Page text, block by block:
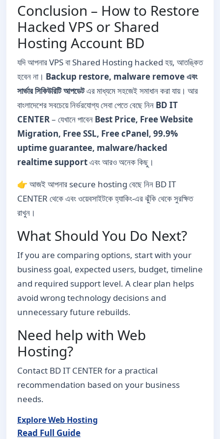
Conclusion – How to Restore
Hacked VPS or Shared
Hosting Account BD
যদি আপনার VPS বা Shared Hosting hacked হয়, আতঙ্কিত
হবেন না। Backup restore, malware remove এবং
সার্ভার সিকিউরিটি আপডেটএর মাধ্যমে সহজেই সমাধান করা যায়। আর
বাংলাদেশের সবচেয়ে নির্ভরযোগ্য সেবা পেতে বেছে নিন BD IT
CENTER– যেখানে পাবেন Best Price, Free Website
Migration, Free SSL, Free cPanel, 99.9%
uptime guarantee, malware/hacked
realtime supportএবং আরও অনেক কিছু।
👉 আজই আপনার secure hosting বেছে নিন BD IT
CENTER থেকে এবং ওয়েবসাইটকে হ্যাকিং-এর ঝুঁকি থেকে সুরক্ষিত
রাখুন।
What Should You Do Next?
If you are comparing options, start with your
business goal, expected users, budget, timeline
and required support level. A clear plan helps
avoid wrong technology decisions and
unnecessary future rebuilds.
Need help with Web
Hosting?
Contact BD IT CENTER for a practical
recommendation based on your business
needs.
Explore Web Hosting
Read Full Guide